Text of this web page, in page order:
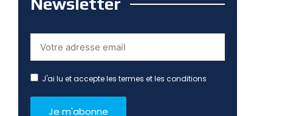
J'ai lu et accepte les termes et les conditions